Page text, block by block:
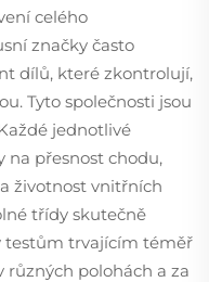
celého
značky často
dílů, které zkontrolují,
Tyto společnosti jsou
jednotlivé
na přesnost chodu,
životnost vnitřních
třídy skutečně
testům trvajícím téměř
polohách a za